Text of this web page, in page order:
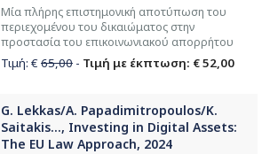
Μία πλήρης επιστημονική αποτύπωση του
περιεχομένου του δικαιώματος στην
προστασία του επικοινωνιακού απορρήτου
Τιμή: € 65,00 - Τιμή με έκπτωση: € 52,00
G. Lekkas/A. Papadimitropoulos/K.
Saitakis..., Investing in Digital Assets:
The EU Law Approach, 2024